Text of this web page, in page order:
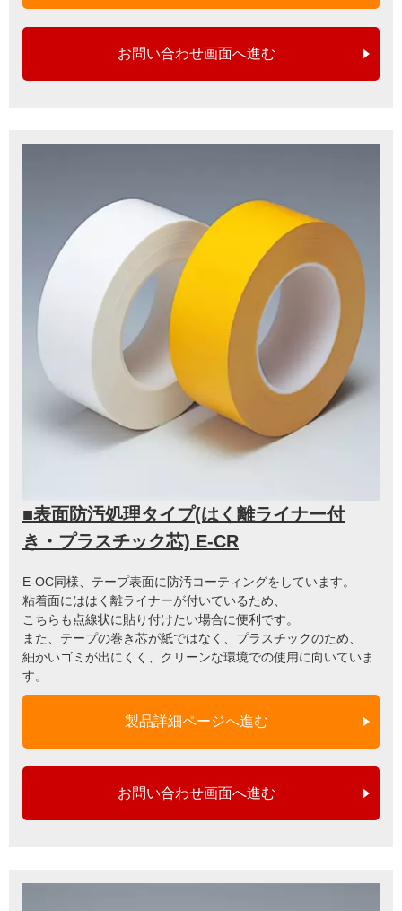
お問い合わせ画面へ進む
■表面防汚処理タイプ(はく離ライナー付
き・プラスチック芯) E-CR
E-OC同様、テープ表面に防汚コーティングをしています。
粘着面にははく離ライナーが付いているため、
こちらも点線状に貼り付けたい場合に便利です。
また、テープの巻き芯が紙ではなく、プラスチックのため、
細かいゴミが出にくく、クリーンな環境での使用に向いていま
す。
製品詳細ページへ進む
お問い合わせ画面へ進む